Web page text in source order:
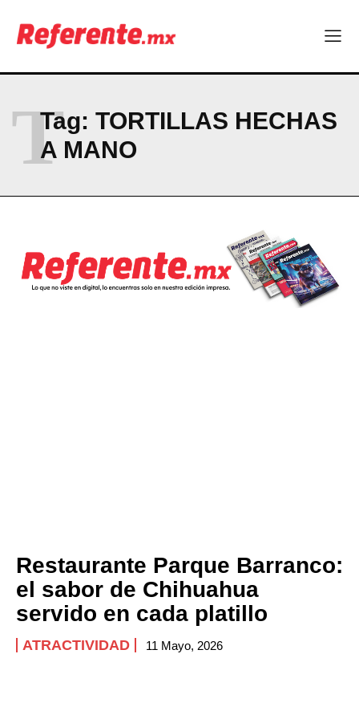
Company
ABOUT
PRIVACY POLICY
NEWSLETTER
Tag: TORTILLAS HECHAS
A MANO
T
Restaurante Parque Barranco:
el sabor de Chihuahua
servido en cada platillo
ATRACTIVIDAD 11 Mayo, 2026